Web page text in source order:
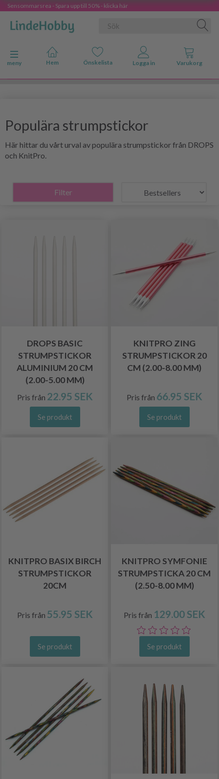
Sensommarsrea - Spara upp till 50% - klicka här
Ändra navigering
meny
Populära strumpstickor
Här hittar du vårt urval av populära strumpstickor från DROPS
och KnitPro.
Filter
DROPS BASIC
STRUMPSTICKOR
ALUMINIUM 20 CM
(2.00-5.00 MM)
Pris från 22.95 SEK
Se produkt
KNITPRO ZING
STRUMPSTICKOR 20
CM (2.00-8.00 MM)
Pris från 66.95 SEK
Se produkt
KNITPRO BASIX BIRCH
STRUMPSTICKOR
20CM
Pris från 55.95 SEK
Se produkt
KNITPRO SYMFONIE
STRUMPSTICKA 20 CM
(2.50-8.00 MM)
Pris från 129.00 SEK
Se produkt